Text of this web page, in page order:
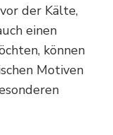
der Kälte,
einen
können
Motiven